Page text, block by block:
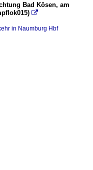
Bad Kösen, am

in Naumburg Hbf